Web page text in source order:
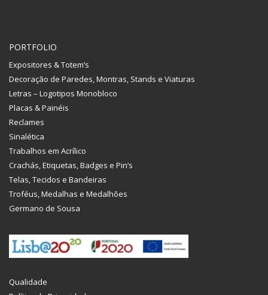
PORTFOLIO
Expositores & Totem’s
Decoração de Paredes, Montras, Stands e Viaturas
Letras – Logotipos Monobloco
Placas & Painéis
Reclames
Sinalética
Trabalhos em Acrílico
Crachás, Etiquetas, Badges e Pin’s
Telas, Tecidos e Bandeiras
Troféus, Medalhas e Medalhões
Germano de Sousa
Qualidade